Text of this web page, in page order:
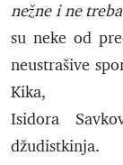
nežne i ne
su neke od
neustrašive
Kika,
Isidora
džudistkinja.